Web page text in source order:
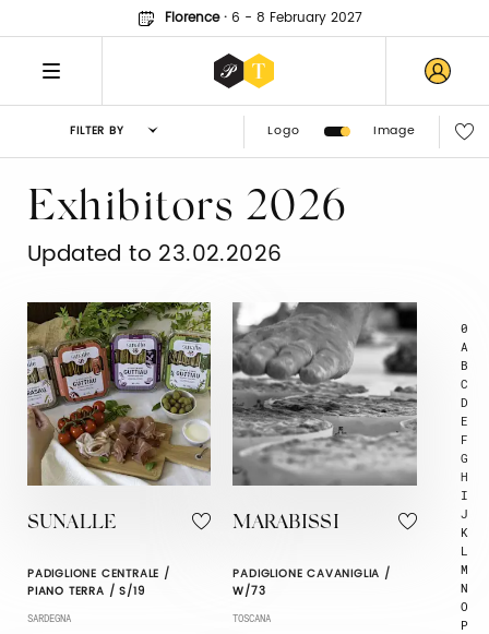
Florence· 6 - 8 February 2027
FILTER BY Logo Image
0
A
B
C
D
E
F
G
H
I
J
K
L
M
N
O
P
Exhibitors 2026
Updated to 23.02.2026
SUNALLE
PADIGLIONE CENTRALE /
PIANO TERRA / S/19
SARDEGNA
MARABISSI
PADIGLIONE CAVANIGLIA /
W/73
TOSCANA